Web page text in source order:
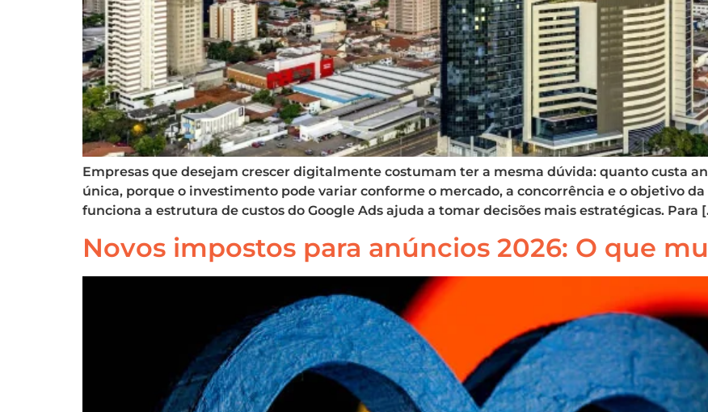
Empresas que desejam crescer digitalmente costumam ter a mesma dúvida: quanto custa
única, porque o investimento pode variar conforme o mercado, a concorrência e o objetivo
funciona a estrutura de custos do Google Ads ajuda a tomar decisões mais estratégicas. Para
Novos impostos para anúncios 2026: O que